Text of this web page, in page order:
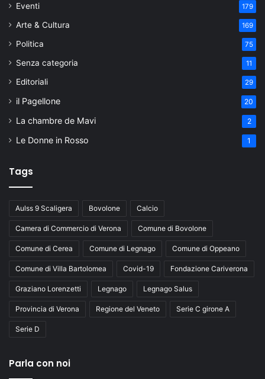
Eventi 179
Arte & Cultura 169
Politica 75
Senza categoria 11
Editoriali 29
il Pagellone 20
La chambre de Mavi 2
Le Donne in Rosso 1
Tags
Aulss 9 Scaligera Bovolone Calcio
Camera di Commercio di Verona Comune di Bovolone
Comune di Cerea Comune di Legnago Comune di Oppeano
Comune di Villa Bartolomea Covid-19 Fondazione Cariverona
Graziano Lorenzetti Legnago Legnago Salus
Provincia di Verona Regione del Veneto Serie C girone A
Serie D
Parla con noi